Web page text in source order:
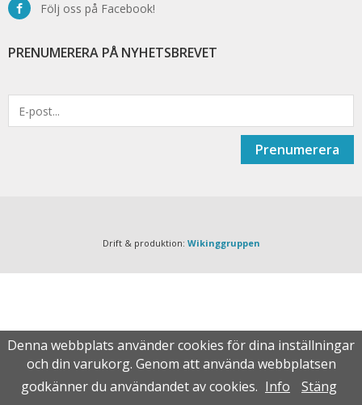
Följ oss på Facebook!
PRENUMERERA PÅ NYHETSBREVET
Prenumerera
Drift & produktion: Wikinggruppen
Denna webbplats använder cookies för dina inställningar
och din varukorg. Genom att använda webbplatsen
godkänner du användandet av cookies. Info Stäng